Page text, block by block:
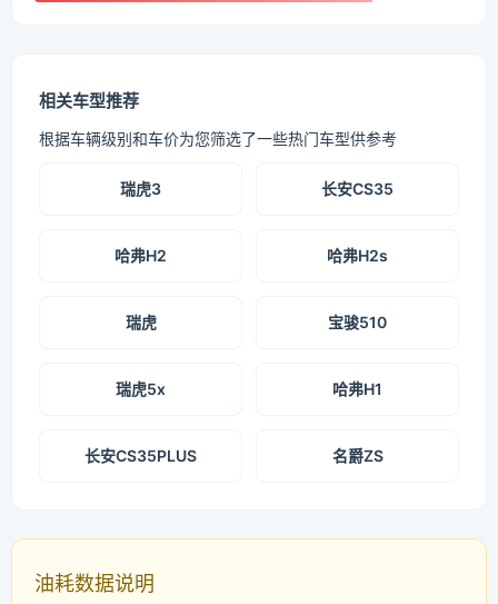
相关车型推荐
根据车辆级别和车价为您筛选了一些热门车型供参考
瑞虎3 长安CS35
哈弗H2 哈弗H2s
瑞虎 宝骏510
瑞虎5x 哈弗H1
长安CS35PLUS 名爵ZS
油耗数据说明